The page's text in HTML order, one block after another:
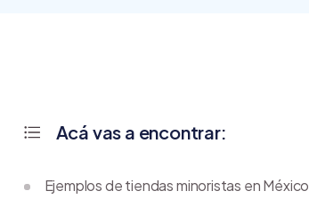
Acá vas a encontrar:
Ejemplos de tiendas minoristas en México